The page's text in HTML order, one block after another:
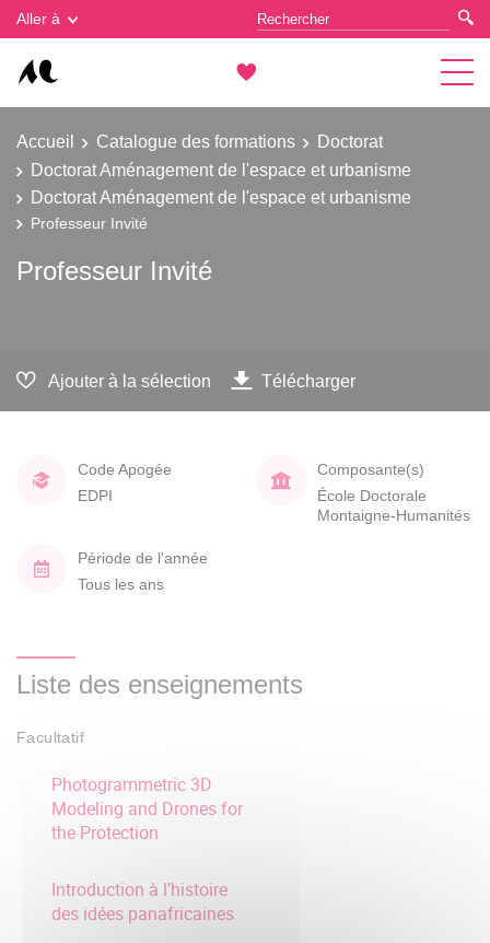
Aller à
Accueil Catalogue des formations
Doctorat
Doctorat Aménagement de l'espace et urbanisme
Doctorat Aménagement de l'espace et urbanisme
Professeur Invité
Professeur Invité
Ajouter à la sélection Télécharger
Code Apogée
EDPI
Composante(s)
École Doctorale
Montaigne-Humanités
Période de l'année
Tous les ans
Liste des enseignements
Facultatif
Photogrammetric 3D
Modeling and Drones for
the Protection
Introduction à l’histoire
des idées panafricaines
Gestion des cookies